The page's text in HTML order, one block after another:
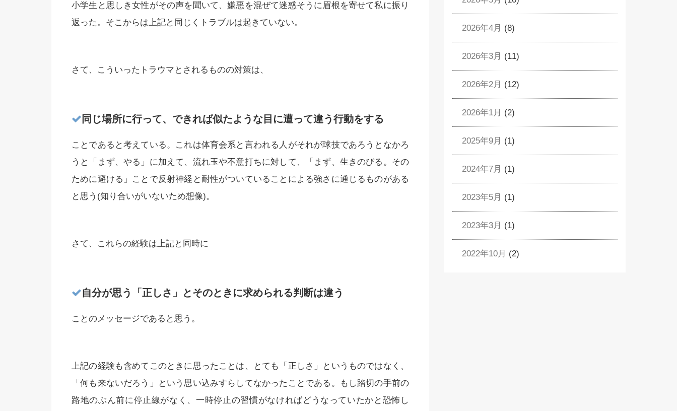
小学生と思しき女性がその声を聞いて、嫌悪を混ぜて迷惑そうに眉根を寄せて私に振り
返った。そこからは上記と同じくトラブルは起きていない。
さて、こういったトラウマとされるものの対策は、
同じ場所に行って、できれば似たような目に遭って違う行動をする
ことであると考えている。これは体育会系と言われる人がそれが球技であろうとなかろ
うと「まず、やる」に加えて、流れ玉や不意打ちに対して、「まず、生きのびる。その
ために避ける」ことで反射神経と耐性がついていることによる強さに通じるものがある
と思う(知り合いがいないため想像)。
さて、これらの経験は上記と同時に
自分が思う「正しさ」とそのときに求められる判断は違う
ことのメッセージであると思う。
上記の経験も含めてこのときに思ったことは、とても「正しさ」というものではなく、
「何も来ないだろう」という思い込みすらしてなかったことである。もし踏切の手前の
路地のぶん前に停止線がなく、一時停止の習慣がなければどうなっていたかと恐怖し
2026年4月 (8)
2026年3月 (11)
2026年2月 (12)
2026年1月 (2)
2025年9月 (1)
2024年7月 (1)
2023年5月 (1)
2023年3月 (1)
2022年10月 (2)